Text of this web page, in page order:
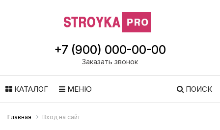
+7 (900) 000-00-00
Заказать звонок
КАТАЛОГ МЕНЮ ПОИСК
Главная Вход на сайт